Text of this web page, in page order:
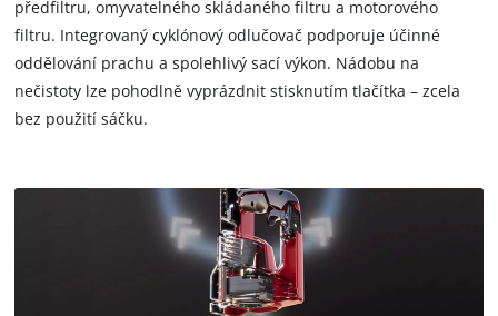
předfiltru, omyvatelného skládaného filtru a motorového
filtru. Integrovaný cyklónový odlučovač podporuje účinné
oddělování prachu a spolehlivý sací výkon. Nádobu na
nečistoty lze pohodlně vyprázdnit stisknutím tlačítka – zcela
bez použití sáčku.